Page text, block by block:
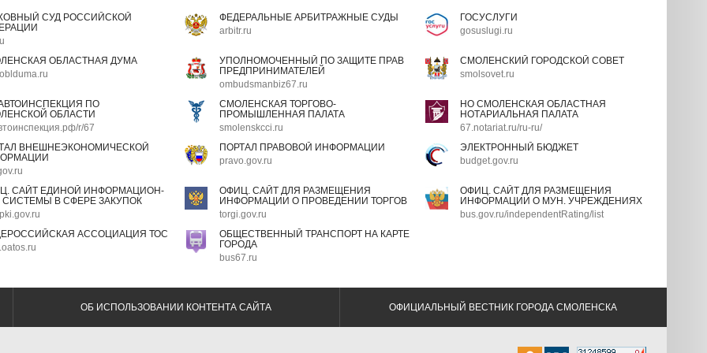
СУД РОССИЙСКОЙ
ФЕДЕРАЛЬНЫЕ АРБИТРАЖНЫЕ СУДЫ
arbitr.ru
ГОСУСЛУГИ
gosuslugi.ru
ОБЛАСТНАЯ ДУМА
УПОЛНОМОЧЕННЫЙ ПО ЗАЩИТЕ ПРАВ
ПРЕДПРИНИМАТЕЛЕЙ
ombudsmanbiz67.ru
СМОЛЕНСКИЙ ГОРОДСКОЙ СОВЕТ
smolsovet.ru
ПО
ОБЛАСТИ
r/67
СМОЛЕНСКАЯ ТОРГОВО-
ПРОМЫШЛЕННАЯ ПАЛАТА
smolenskcci.ru
НО СМОЛЕНСКАЯ ОБЛАСТНАЯ
НОТАРИАЛЬНАЯ ПАЛАТА
67.notariat.ru/ru-ru/
ВНЕШНЕЭКОНОМИЧЕСКОЙ
ПОРТАЛ ПРАВОВОЙ ИНФОРМАЦИИ
pravo.gov.ru
ЭЛЕКТРОННЫЙ БЮДЖЕТ
budget.gov.ru
САЙТ ЕДИНОЙ ИНФОРМАЦИОН-
СИСТЕМЫ В СФЕРЕ ЗАКУПОК
ОФИЦ. САЙТ ДЛЯ РАЗМЕЩЕНИЯ
ИНФОРМАЦИИ О ПРОВЕДЕНИИ ТОРГОВ
torgi.gov.ru
ОФИЦ. САЙТ ДЛЯ РАЗМЕЩЕНИЯ
ИНФОРМАЦИИ О МУН. УЧРЕЖДЕНИЯХ
bus.gov.ru/independentRating/list
АССОЦИАЦИЯ ТОС
ОБЩЕСТВЕННЫЙ ТРАНСПОРТ НА КАРТЕ
ГОРОДА
bus67.ru
ОБ ИСПОЛЬЗОВАНИИ КОНТЕНТА САЙТА ОФИЦИАЛЬНЫЙ ВЕСТНИК ГОРОДА СМОЛЕНСКА